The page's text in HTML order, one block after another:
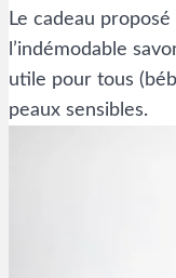
Le cadeau
l’indémodable
utile pour tous
peaux sensibles.